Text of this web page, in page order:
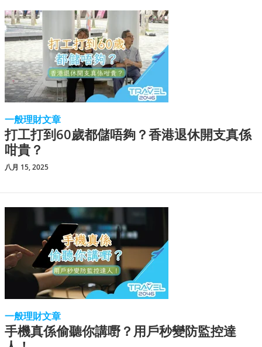
一般理財文章
打工打到60歲都儲唔夠？香港退休開支真係
咁貴？
八月 15, 2025
一般理財文章
手機真係偷聽你講嘢？用戶秒變防監控達